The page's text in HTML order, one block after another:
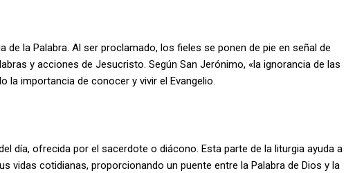
de la Palabra. Al ser proclamado, los fieles se ponen de pie en señal de
y acciones de Jesucristo. Según San Jerónimo, «la ignorancia de las
la importancia de conocer y vivir el Evangelio.
día, ofrecida por el sacerdote o diácono. Esta parte de la liturgia ayuda a
vidas cotidianas, proporcionando un puente entre la Palabra de Dios y la